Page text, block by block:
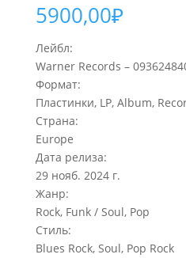
5900,00₽
Лейбл:
Warner Records –
Формат:
Пластинки, LP, Album,
Страна:
Europe
Дата релиза:
29 нояб. 2024 г.
Жанр:
Rock, Funk / Soul, Pop
Стиль:
Blues Rock, Soul, Pop Rock